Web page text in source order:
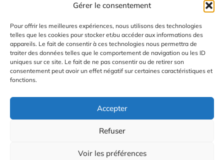
Gérer le consentement
Pour offrir les meilleures expériences, nous utilisons des technologies
telles que les cookies pour stocker et/ou accéder aux informations des
appareils. Le fait de consentir à ces technologies nous permettra de
traiter des données telles que le comportement de navigation ou les ID
uniques sur ce site. Le fait de ne pas consentir ou de retirer son
consentement peut avoir un effet négatif sur certaines caractéristiques et
fonctions.
Accepter
Refuser
Voir les préférences
Mentions Légales
Plan du site
Gestion des Cookies
© 2026 Radio Calade